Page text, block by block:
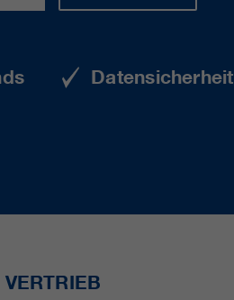
Datensicherheit
VERTRIEB